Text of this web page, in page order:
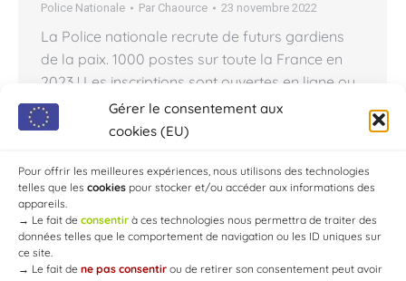
Gérer le consentement aux
cookies (EU)
Pour offrir les meilleures expériences, nous utilisons des technologies
telles que les cookies pour stocker et/ou accéder aux informations des
appareils.
→ Le fait de consentir à ces technologies nous permettra de traiter des
données telles que le comportement de navigation ou les ID uniques sur
ce site.
→ Le fait de ne pas consentir ou de retirer son consentement peut avoir
Police Nationale Par Chaource 23 novembre 2022
La Police nationale recrute de futurs gardiens
de la paix. 1000 postes sur toute la France en
2023 ! Les inscriptions sont ouvertes en ligne ou
par voie postale jusqu’au 06 janvier 2023. Les
épreuves d’admissibilité débuteront le 07 mars
grand public et des partenaires, pour…